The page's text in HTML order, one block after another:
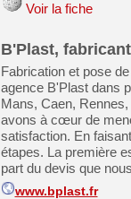
Voir la fiche
B'Plast,
Fabrication et pose
agence B'Plast dans
Mans, Caen,
avons à cœur de
satisfaction. En
étapes. La première
part du devis que
www.bplast.fr